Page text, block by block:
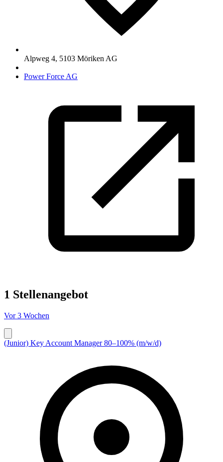
Alpweg 4, 5103 Möriken AG
Power Force AG
1 Stellenangebot
Vor 3 Wochen
(Junior) Key Account Manager 80–100% (m/w/d)